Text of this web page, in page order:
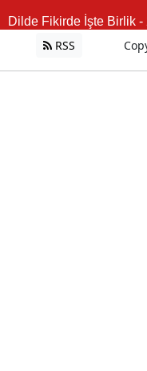
Dilde Fikirde İşte Birlik -
RSS